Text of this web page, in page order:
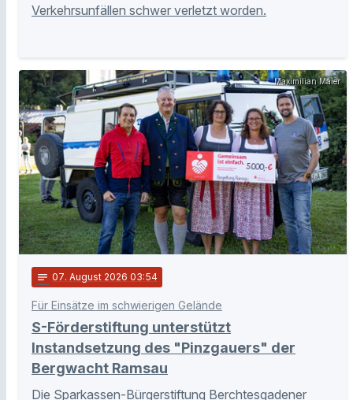
Verkehrsunfällen schwer verletzt worden.
Maximilian Maier
notes 07. August 2026 03:54
Für Einsätze im schwierigen Gelände
S-Förderstiftung unterstützt
Instandsetzung des "Pinzgauers" der
Bergwacht Ramsau
Die Sparkassen-Bürgerstiftung Berchtesgadener